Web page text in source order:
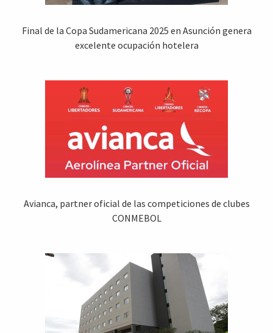
Final de la Copa Sudamericana 2025 en Asunción genera
excelente ocupación hotelera
Avianca, partner oficial de las competiciones de clubes
CONMEBOL